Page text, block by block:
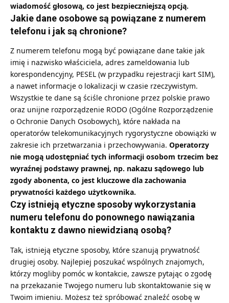
wiadomość głosową, co jest bezpieczniejszą opcją.
Jakie dane osobowe są powiązane z numerem
telefonu i jak są chronione?
Z numerem telefonu mogą być powiązane dane takie jak
imię i nazwisko właściciela, adres zameldowania lub
korespondencyjny, PESEL (w przypadku rejestracji kart SIM),
a nawet informacje o lokalizacji w czasie rzeczywistym.
Wszystkie te dane są ściśle chronione przez polskie prawo
oraz unijne rozporządzenie RODO (Ogólne Rozporządzenie
o Ochronie Danych Osobowych), które nakłada na
operatorów telekomunikacyjnych rygorystyczne obowiązki w
zakresie ich przetwarzania i przechowywania. Operatorzy
nie mogą udostępniać tych informacji osobom trzecim bez
wyraźnej podstawy prawnej, np. nakazu sądowego lub
zgody abonenta, co jest kluczowe dla zachowania
prywatności każdego użytkownika.
Czy istnieją etyczne sposoby wykorzystania
numeru telefonu do ponownego nawiązania
kontaktu z dawno niewidzianą osobą?
Tak, istnieją etyczne sposoby, które szanują prywatność
drugiej osoby. Najlepiej poszukać wspólnych znajomych,
którzy mogliby pomóc w kontakcie, zawsze pytając o zgodę
na przekazanie Twojego numeru lub skontaktowanie się w
Twoim imieniu. Możesz też spróbować znaleźć osobę w